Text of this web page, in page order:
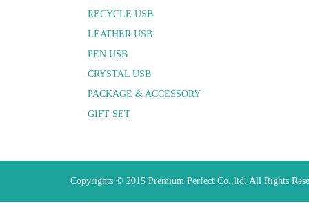
RECYCLE USB
LEATHER USB
PEN USB
CRYSTAL USB
PACKAGE & ACCESSORY
GIFT SET
Copyrights © 2015 Premium Perfect Co.,ltd. All Rights